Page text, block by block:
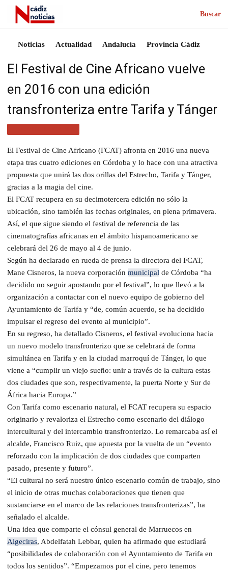
Buscar
Noticias Actualidad Andalucía Provincia Cádiz
El Festival de Cine Africano vuelve
en 2016 con una edición
transfronteriza entre Tarifa y Tánger
El Festival de Cine Africano (FCAT) afronta en 2016 una nueva
etapa tras cuatro ediciones en Córdoba y lo hace con una atractiva
propuesta que unirá las dos orillas del Estrecho, Tarifa y Tánger,
gracias a la magia del cine.
El FCAT recupera en su decimotercera edición no sólo la
ubicación, sino también las fechas originales, en plena primavera.
Así, el que sigue siendo el festival de referencia de las
cinematografías africanas en el ámbito hispanoamericano se
celebrará del 26 de mayo al 4 de junio.
Según ha declarado en rueda de prensa la directora del FCAT,
Mane Cisneros, la nueva corporación municipal de Córdoba “ha
decidido no seguir apostando por el festival”, lo que llevó a la
organización a contactar con el nuevo equipo de gobierno del
Ayuntamiento de Tarifa y “de, común acuerdo, se ha decidido
impulsar el regreso del evento al municipio”.
En su regreso, ha detallado Cisneros, el festival evoluciona hacia
un nuevo modelo transfronterizo que se celebrará de forma
simultánea en Tarifa y en la ciudad marroquí de Tánger, lo que
viene a “cumplir un viejo sueño: unir a través de la cultura estas
dos ciudades que son, respectivamente, la puerta Norte y Sur de
África hacia Europa.”
Con Tarifa como escenario natural, el FCAT recupera su espacio
originario y revaloriza el Estrecho como escenario del diálogo
intercultural y del intercambio transfronterizo. Lo remarcaba así el
alcalde, Francisco Ruiz, que apuesta por la vuelta de un “evento
reforzado con la implicación de dos ciudades que comparten
pasado, presente y futuro”.
“El cultural no será nuestro único escenario común de trabajo, sino
el inicio de otras muchas colaboraciones que tienen que
sustanciarse en el marco de las relaciones transfronterizas”, ha
señalado el alcalde.
Una idea que comparte el cónsul general de Marruecos en
Algeciras, Abdelfatah Lebbar, quien ha afirmado que estudiará
“posibilidades de colaboración con el Ayuntamiento de Tarifa en
todos los sentidos”. “Empezamos por el cine, pero tenemos